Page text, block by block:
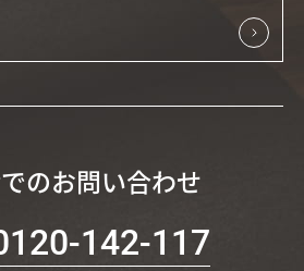
のお問い合わせ
142-117